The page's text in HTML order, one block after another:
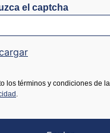
el captcha
los términos y condiciones de la